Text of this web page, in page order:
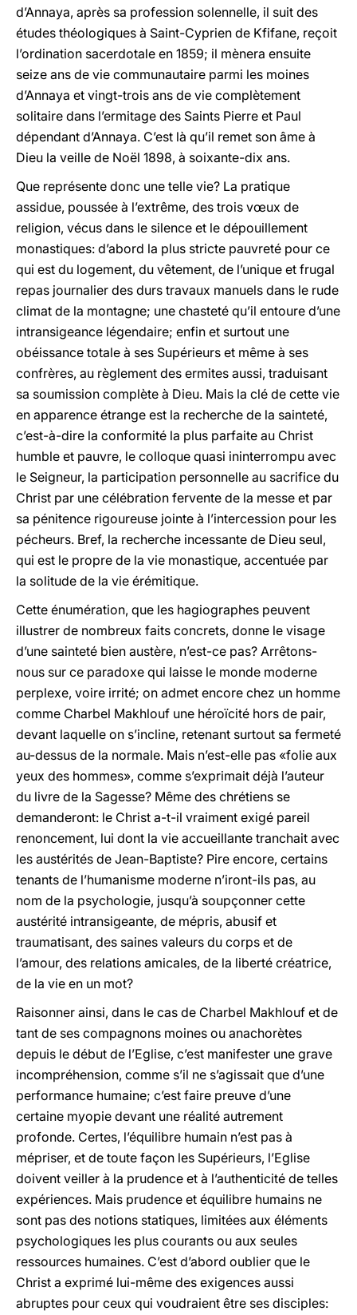
d’Annaya, après sa profession solennelle, il suit des
études théologiques à Saint-Cyprien de Kfifane, reçoit
l’ordination sacerdotale en 1859; il mènera ensuite
seize ans de vie communautaire parmi les moines
d’Annaya et vingt-trois ans de vie complètement
solitaire dans l’ermitage des Saints Pierre et Paul
dépendant d’Annaya. C’est là qu’il remet son âme à
Dieu la veille de Noël 1898, à soixante-dix ans.
Que représente donc une telle vie? La pratique
assidue, poussée à l’extrême, des trois vœux de
religion, vécus dans le silence et le dépouillement
monastiques: d’abord la plus stricte pauvreté pour ce
qui est du logement, du vêtement, de l’unique et frugal
repas journalier des durs travaux manuels dans le rude
climat de la montagne; une chasteté qu’il entoure d’une
intransigeance légendaire; enfin et surtout une
obéissance totale à ses Supérieurs et même à ses
confrères, au règlement des ermites aussi, traduisant
sa soumission complète à Dieu. Mais la clé de cette vie
en apparence étrange est la recherche de la sainteté,
c’est-à-dire la conformité la plus parfaite au Christ
humble et pauvre, le colloque quasi ininterrompu avec
le Seigneur, la participation personnelle au sacrifice du
Christ par une célébration fervente de la messe et par
sa pénitence rigoureuse jointe à l’intercession pour les
pécheurs. Bref, la recherche incessante de Dieu seul,
qui est le propre de la vie monastique, accentuée par
la solitude de la vie érémitique.
Cette énumération, que les hagiographes peuvent
illustrer de nombreux faits concrets, donne le visage
d’une sainteté bien austère, n’est-ce pas? Arrêtons-
nous sur ce paradoxe qui laisse le monde moderne
perplexe, voire irrité; on admet encore chez un homme
comme Charbel Makhlouf une héroïcité hors de pair,
devant laquelle on s’incline, retenant surtout sa fermeté
au-dessus de la normale. Mais n’est-elle pas «folie aux
yeux des hommes», comme s’exprimait déjà l’auteur
du livre de la Sagesse? Même des chrétiens se
demanderont: le Christ a-t-il vraiment exigé pareil
renoncement, lui dont la vie accueillante tranchait avec
les austérités de Jean-Baptiste? Pire encore, certains
tenants de l’humanisme moderne n’iront-ils pas, au
nom de la psychologie, jusqu’à soupçonner cette
austérité intransigeante, de mépris, abusif et
traumatisant, des saines valeurs du corps et de
l’amour, des relations amicales, de la liberté créatrice,
de la vie en un mot?
Raisonner ainsi, dans le cas de Charbel Makhlouf et de
tant de ses compagnons moines ou anachorètes
depuis le début de l’Eglise, c’est manifester une grave
incompréhension, comme s’il ne s’agissait que d’une
performance humaine; c’est faire preuve d’une
certaine myopie devant une réalité autrement
profonde. Certes, l’équilibre humain n’est pas à
mépriser, et de toute façon les Supérieurs, l’Eglise
doivent veiller à la prudence et à l’authenticité de telles
expériences. Mais prudence et équilibre humains ne
sont pas des notions statiques, limitées aux éléments
psychologiques les plus courants ou aux seules
ressources humaines. C’est d’abord oublier que le
Christ a exprimé lui-même des exigences aussi
abruptes pour ceux qui voudraient être ses disciples: